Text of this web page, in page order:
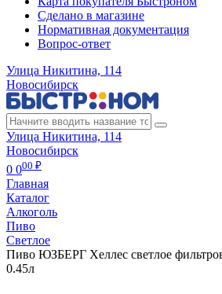
Сделано в магазине
Нормативная документация
Вопрос-ответ
Улица Никитина, 114
Новосибирск
Улица Никитина, 114
Новосибирск
0 000 ₽
Главная
Каталог
Алкоголь
Пиво
Cветлое
Пиво ЮЗБЕРГ Хеллес светлое
0.45л